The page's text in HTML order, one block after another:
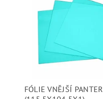
FÓLIE VNĚJŠÍ